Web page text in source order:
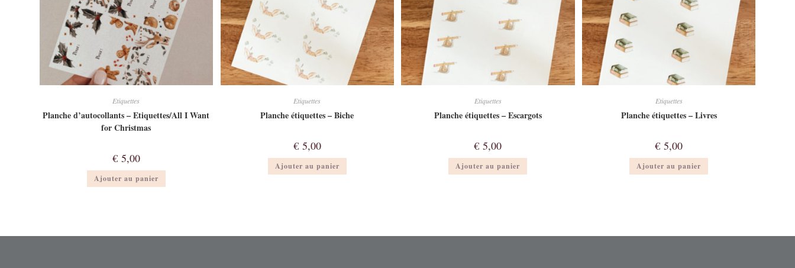
Etiquettes
Planche d’autocollants – Etiquettes/All I Want
for Christmas
€5,00
Ajouter au panier
Etiquettes
Planche étiquettes – Biche
€5,00
Ajouter au panier
Etiquettes
Planche étiquettes – Escargots
€ 5,00
Ajouter au panier
Etiquettes
Planche étiquettes – Livres
€ 5,00
Ajouter au panier